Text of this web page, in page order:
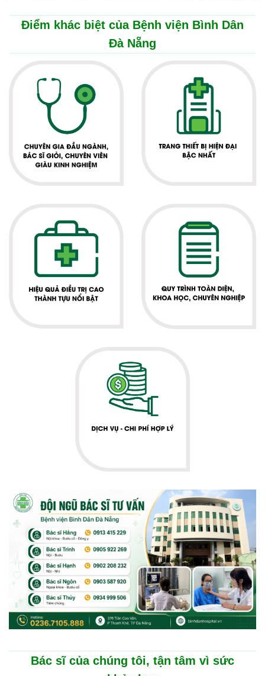
Điểm khác biệt của Bệnh viện Bình Dân
Đà Nẵng
Bác sĩ của chúng tôi, tận tâm vì sức